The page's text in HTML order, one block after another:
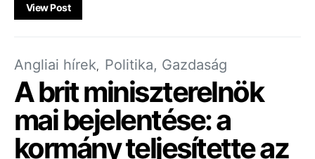
View Post
Angliai hírek Politika, Gazdaság
A brit miniszterelnök
mai bejelentése: a
kormány teljesítette az